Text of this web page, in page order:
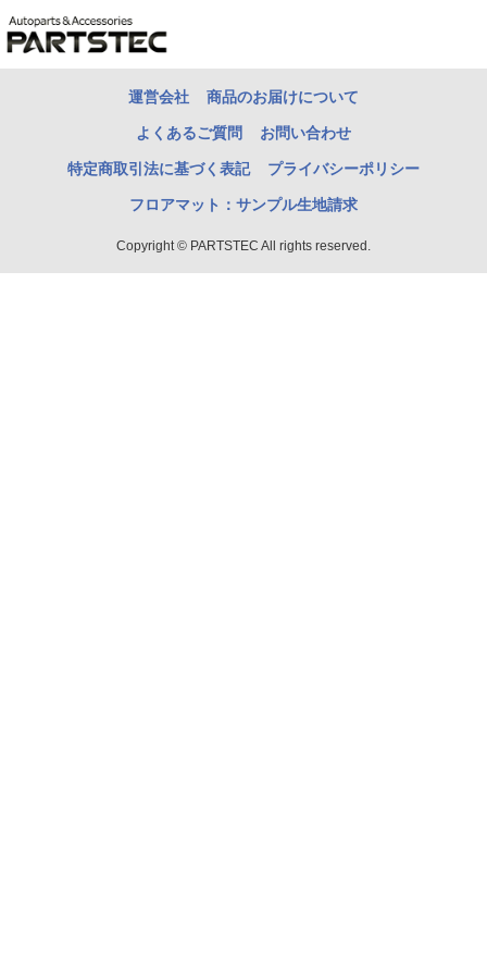
運営会社 商品のお届けについて
よくあるご質問 お問い合わせ
特定商取引法に基づく表記 プライバシーポリシー
フロアマット：サンプル生地請求
Copyright © PARTSTEC All rights reserved.